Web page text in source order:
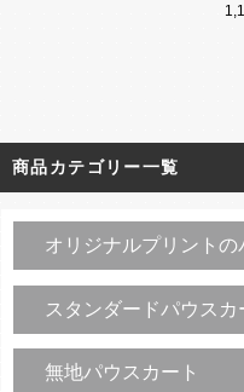
商品カテゴリー一覧
オリジナルプリントの
スタンダードパウスカ
無地パウスカート